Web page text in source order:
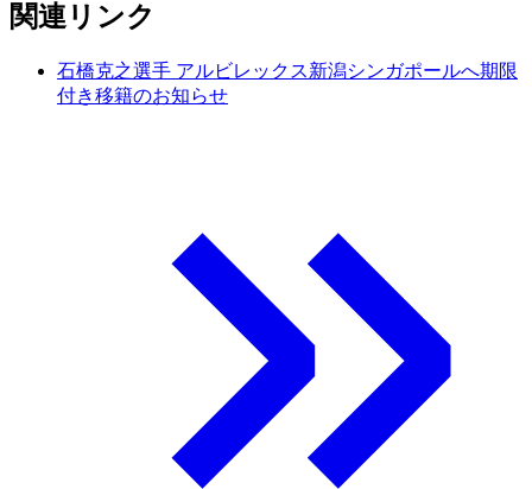
関連リンク
石橋克之選手 アルビレックス新潟シンガポールへ期限
付き移籍のお知らせ